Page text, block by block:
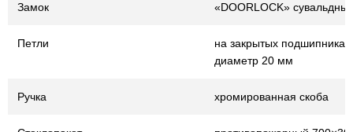
Замок «DOORLOCK»
Петли
на закрытых подшипниках,
диаметр 20 мм
Ручка хромированная скоба